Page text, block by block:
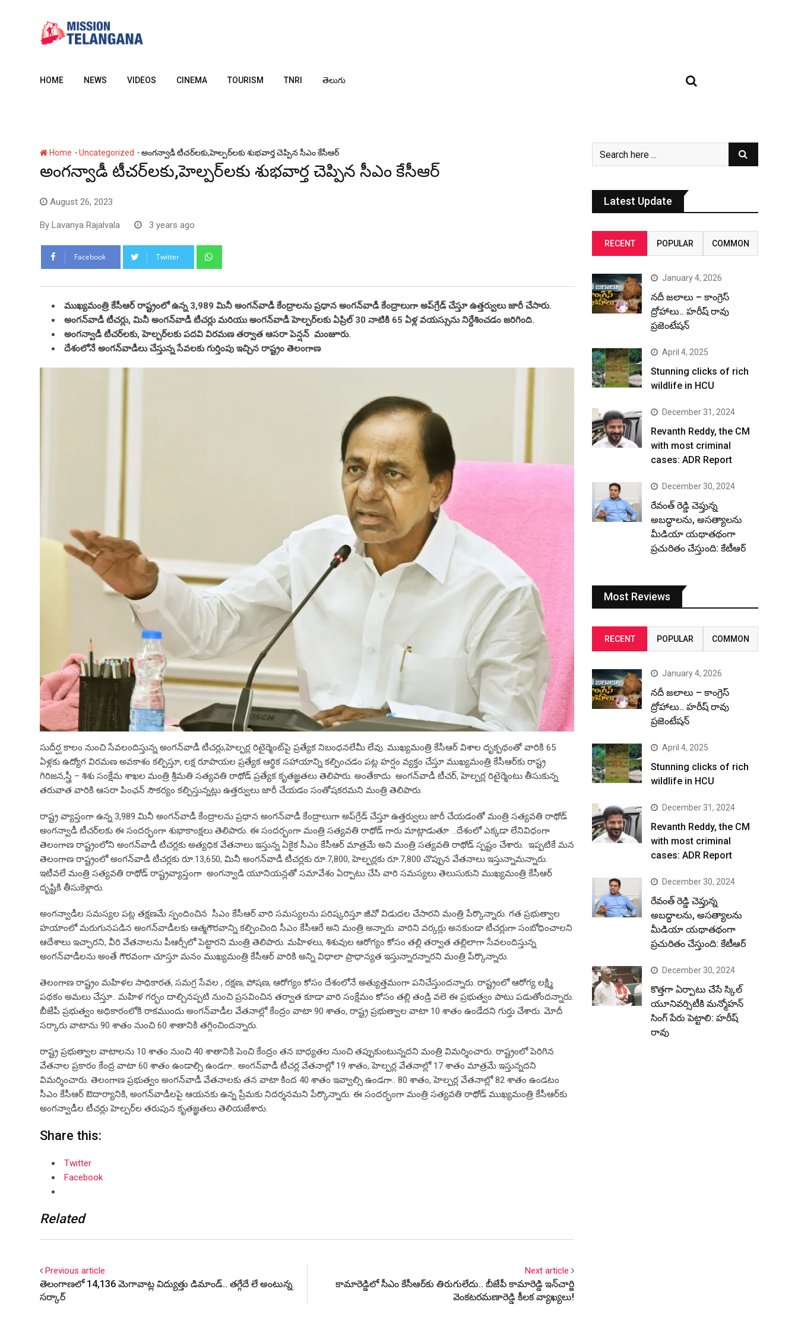
HOME NEWS VIDEOS CINEMA TOURISM TNRI తెలుగు
Home -Uncategorized -అంగన్వాడీ టీచర్‌లకు,హెల్పర్‌లకు శుభవార్త చెప్పిన సీఎం కేసీఆర్
అంగన్వాడీ టీచర్‌లకు,హెల్పర్‌లకు శుభవార్త చెప్పిన సీఎం కేసీఆర్
August 26, 2023
By Lavanya Rajalvala 3 years ago
Facebook Twitter
ముఖ్యమంత్రి కేసీఆర్ రాష్ట్రంలో ఉన్న 3,989 మినీ అంగన్‌వాడీ కేంద్రాలను ప్రధాన అంగన్‌వాడీ కేంద్రాలుగా అప్‌గ్రేడ్ చేస్తూ ఉత్తర్వులు జారీ చేసారు.
అంగన్‌వాడీ టీచర్లు, మినీ అంగన్‌వాడీ టీచర్లు మరియు అంగన్‌వాడీ హెల్పర్‌లకు ఏప్రిల్ 30 నాటికి 65 ఏళ్ల వయస్సును నిర్దేశించడం జరిగింది.
అంగన్వాడీ టీచర్‌లకు, హెల్పర్‌లకు పదవి విరమణ తర్వాత ఆసరా పెన్షన్ మంజూరు.
దేశంలోనే అంగన్‌వాడీలు చేస్తున్న సేవలకు గుర్తింపు ఇచ్చిన రాష్ట్రం తెలంగాణ
సుదీర్ఘ కాలం నుంచి సేవలందిస్తున్న అంగన్‌వాడీ టీచర్లు,హెల్పర్ల రిటైర్మెంట్‌పై ప్రత్యేక నిబంధనలేమీ లేవు. ముఖ్యమంత్రి కేసీఆర్ విశాల దృక్పథంతో వారికి 65
ఏళ్లకు ఉద్యోగ విరమణ అవకాశం కల్పిస్తూ, లక్ష రూపాయల ప్రత్యేక ఆర్థిక సహాయాన్ని కల్పించడం పట్ల హర్షం వ్యక్తం చేస్తూ ముఖ్యమంత్రి కేసీఆర్‌కు రాష్ట్ర
గిరిజన,స్త్రీ – శిశు సంక్షేమ శాఖల మంత్రి శ్రీమతి సత్యవతి రాథోడ్ ప్రత్యేక కృతజ్ఞతలు తెలిపారు. అంతేకాదు అంగన్‌వాడీ టీచర్‌, హెల్పర్ల రిటైర్మెంటు తీసుకున్న
తరువాత వారికి ఆసరా పింఛన్‌ సౌకర్యం కల్పిస్తున్నట్లు ఉత్తర్వులు జారీ చేయడం సంతోషకరమని మంత్రి తెలిపారు.
రాష్ట్ర వ్యాప్తంగా ఉన్న 3,989 మినీ అంగన్‌వాడీ కేంద్రాలను ప్రధాన అంగన్‌వాడీ కేంద్రాలుగా అప్‌గ్రేడ్ చేస్తూ ఉత్తర్వులు జారీ చేయడంతో మంత్రి సత్యవతి రాథోడ్
అంగన్వాడీ టీచర్‌లకు ఈ సందర్భంగా శుభాకాంక్షలు తెలిపారు. ఈ సందర్భంగా మంత్రి సత్యవతి రాథోడ్ గారు మాట్లాడుతూ …దేశంలో ఎక్కడా లేనివిధంగా
తెలంగాణ రాష్ట్రంలోని అంగన్‌వాడీ టీచర్లకు అత్యధిక వేతనాలు ఇస్తున్న ఏకైక సీఎం కేసీఆర్‌ మాత్రమే అని మంత్రి సత్యవతి రాథోడ్ స్పష్టం చేశారు. ఇప్పటికే మన
తెలంగాణ రాష్ట్రంలో అంగన్‌వాడీ టీచర్లకు రూ.13,650, మినీ అంగన్‌వాడీ టీచర్లకు రూ.7,800, హెల్పర్లకు రూ.7,800 చొప్పున వేతనాలు ఇస్తున్నామన్నారు.
ఇటీవలే మంత్రి సత్యవతి రాథోడ్ రాష్ట్రవ్యాప్తంగా అంగన్వాడి యూనియన్లతో సమావేశం ఏర్పాటు చేసి వారి సమస్యలు తెలుసుకుని ముఖ్యమంత్రి కేసీఆర్‌
దృష్టికి తీసుకెళ్లారు.
అంగన్వాడీల సమస్యల పట్ల తక్షణమే స్పందించిన సీఎం కేసీఆర్‌ వారి సమస్యలను పరిష్కరిస్తూ జీవో విడుదల చేసారని మంత్రి పేర్కొన్నారు. గత ప్రభుత్వాల
హయాంలో మరుగునపడిన అంగన్‌వాడీలకు ఆత్మగౌరవాన్ని కల్పించింది సీఎం కేసీఆరే అని మంత్రి అన్నారు. వారిని వర్కర్లు అనకుండా టీచర్లుగా సంబోధించాలని
ఆదేశాలు ఇచ్చారని, వీరి వేతనాలను పీఆర్సీలో పెట్టారని మంత్రి తెలిపారు. మహిళలు, శిశువుల ఆరోగ్యం కోసం తల్లి తర్వాత తల్లిలాగా సేవలందిస్తున్న
అంగన్‌వాడీలను అంతే గౌరవంగా చూస్తూ మనం ముఖ్యమంత్రి కేసీఆర్ వారికి అన్ని విధాలా ప్రాధాన్యత ఇస్తున్నారన్నారని మంత్రి పేర్కొన్నారు.
తెలంగాణ రాష్ట్రం మహిళల సాధికారత, సమగ్ర సేవల , రక్షణ, పోషణ, ఆరోగ్యం కోసం దేశంలోనే అత్యుత్తమంగా పనిచేస్తుందన్నారు. రాష్ట్రంలో ఆరోగ్య లక్ష్మి
పథకం అమలు చేస్తూ.. మహిళ గర్భం దాల్చినప్పటి నుంచి ప్రసవించిన తర్వాత కూడా వారి సంక్షేమం కోసం తల్లి తండ్రి వలె ఈ ప్రభుత్వం పాటు పడుతోందన్నారు.
బీజేపీ ప్రభుత్వం అధికారంలోకి రాకముందు అంగన్‌వాడీల వేతనాల్లో కేంద్రం వాటా 90 శాతం, రాష్ట్ర ప్రభుత్వాల వాటా 10 శాతం ఉండేదని గుర్తు చేశారు. మోదీ
సర్కారు వాటాను 90 శాతం నుంచి 60 శాతానికి తగ్గించిందన్నారు.
రాష్ట్ర ప్రభుత్వాల వాటాలను 10 శాతం నుంచి 40 శాతానికి పెంచి కేంద్రం తన బాధ్యతల నుంచి తప్పుకుంటున్నదని మంత్రి విమర్శించారు. రాష్ట్రంలో పెరిగిన
వేతనాల ప్రకారం కేంద్ర వాటా 60 శాతం ఉండాల్సి ఉండగా.. అంగన్‌వాడీ టీచర్ల వేతనాల్లో 19 శాతం, హెల్పర్ల వేతనాల్లో 17 శాతం మాత్రమే ఇస్తున్నదని
విమర్శించారు. తెలంగాణ ప్రభుత్వం అంగన్‌వాడీ వేతనాలకు తన వాటా కింద 40 శాతం ఇవ్వాల్సి ఉండగా.. 80 శాతం, హెల్పర్ల వేతనాల్లో 82 శాతం ఉండటం
సీఎం కేసీఆర్‌ ఔదార్యానికి, అంగన్‌వాడీలపై ఆయనకు ఉన్న ప్రేమకు నిదర్శనమని పేర్కొన్నారు. ఈ సందర్భంగా మంత్రి సత్యవతి రాథోడ్ ముఖ్యమంత్రి కేసీఆర్‌కు
అంగన్వాడీల టీచర్లు హెల్పర్‌ల తరుపున కృతజ్ఞతలు తెలియజేశారు.
Share this:
Twitter
Facebook
Related
Previous article
తెలంగాణ‌లో 14,136 మెగావాట్ల విద్యుత్తు డిమాండ్‌.. త‌గ్గేదే లే అంటున్న
స‌ర్కార్‌
Next article
కామారెడ్డిలో సీఎం కేసీఆర్‌కు తిరుగులేదు.. బీజేపీ కామారెడ్డి ఇన్‌చార్జి
వెంకటరమణారెడ్డి కీల‌క వ్యాఖ్య‌లు!
Latest Update
RECENT POPULAR COMMON
January 4, 2026
నదీ జలాలు – కాంగ్రెస్
ద్రోహాలు.. హరీష్ రావు
ప్రజెంటేషన్
April 4, 2025
Stunning clicks of rich
wildlife in HCU
December 31, 2024
Revanth Reddy, the CM
with most criminal
cases: ADR Report
December 30, 2024
రేవంత్ రెడ్డి చెప్తున్న
అబద్ధాలను, అసత్యాలను
మీడియా యథాతథంగా
ప్రచురితం చేస్తుంది: కేటీఆర్
Most Reviews
RECENT POPULAR COMMON
January 4, 2026
నదీ జలాలు – కాంగ్రెస్
ద్రోహాలు.. హరీష్ రావు
ప్రజెంటేషన్
April 4, 2025
Stunning clicks of rich
wildlife in HCU
December 31, 2024
Revanth Reddy, the CM
with most criminal
cases: ADR Report
December 30, 2024
రేవంత్ రెడ్డి చెప్తున్న
అబద్ధాలను, అసత్యాలను
మీడియా యథాతథంగా
ప్రచురితం చేస్తుంది: కేటీఆర్
December 30, 2024
కొత్తగా ఏర్పాటు చేసే స్కిల్
యూనివర్సిటీకి మన్మోహన్
సింగ్ పేరు పెట్టాలి: హరీష్
రావు